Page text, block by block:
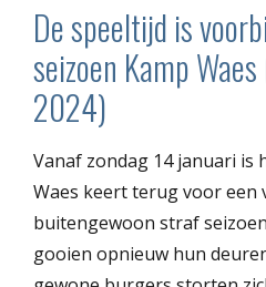
De speeltijd is
seizoen Kamp
2024)
Vanaf zondag 14 januari is
Waes keert terug voor een
buitengewoon straf
gooien opnieuw hun